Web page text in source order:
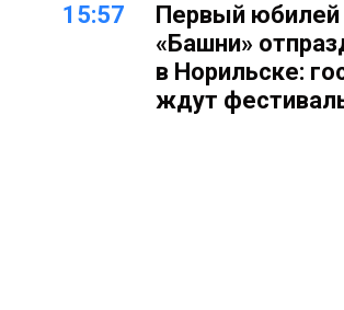
15:57
Первый юбилей
«Башни»
в Норильске:
ждут